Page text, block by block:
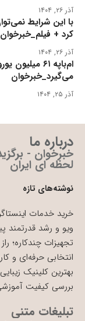
آذر ۲۶, ۱۴۰۴
با این شرایط
کرد + فیلم_خبرخوان
آذر ۲۶, ۱۴۰۴
ام‌باپه ۶۱
می‌گیرد_خبرخوان
آذر ۲۵, ۱۴۰۴
درباره ما
خبرخوان -
لحظه ای ایران
نوشته‌های تازه
خرید خدمات
ویو و رشد قدرتمند
تجهیزات چندکاره؛
انتخابی حرفه‌ای و
بهترین کلینیک
بررسی کیفیت
تبلیغات متنی